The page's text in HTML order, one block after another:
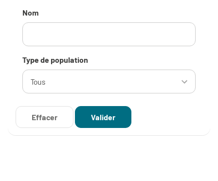
Nom
Type de population